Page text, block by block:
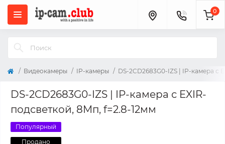
0
Видеокамеры IP-камеры DS-2CD2683G0-IZS | IP-камера с
DS-2CD2683G0-IZS | IP-камера с EXIR-
подсветкой, 8Мп, f=2.8-12мм
Популярный
Продано